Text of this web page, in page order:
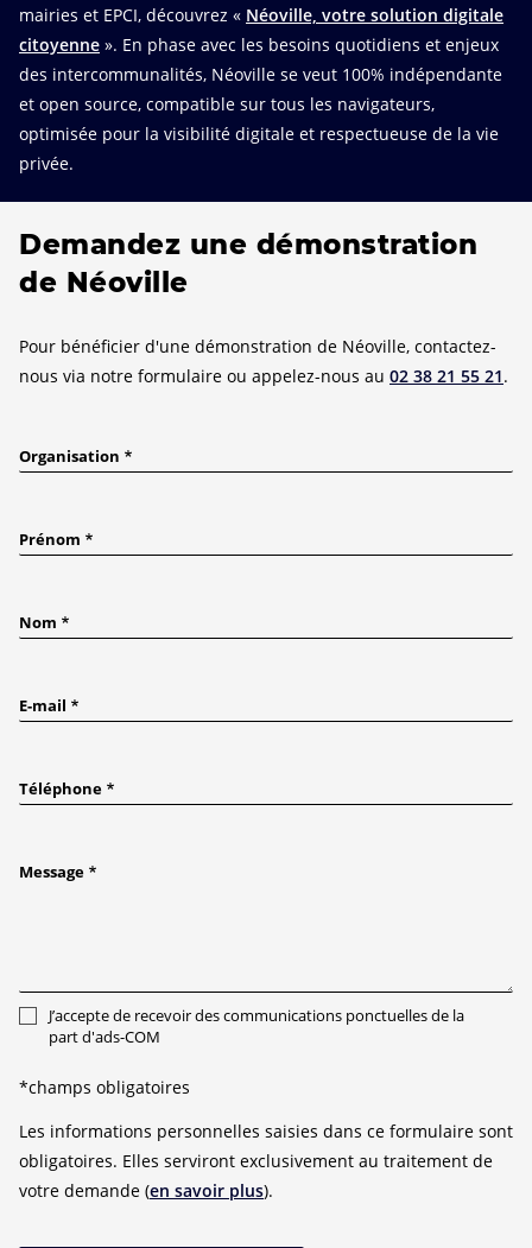
mairies et EPCI, découvrez « Néoville, votre solution digitale
citoyenne ». En phase avec les besoins quotidiens et enjeux
des intercommunalités, Néoville se veut 100% indépendante
et open source, compatible sur tous les navigateurs,
optimisée pour la visibilité digitale et respectueuse de la vie
privée.
Demandez une démonstration
de Néoville
Pour bénéficier d'une démonstration de Néoville, contactez-
nous via notre formulaire ou appelez-nous au 02 38 21 55 21.
Organisation
Prénom
Nom
E-mail
Téléphone
Message
J’accepte de recevoir des communications ponctuelles de la
part d'ads-COM
*champs obligatoires
Les informations personnelles saisies dans ce formulaire sont
obligatoires. Elles serviront exclusivement au traitement de
votre demande (en savoir plus).